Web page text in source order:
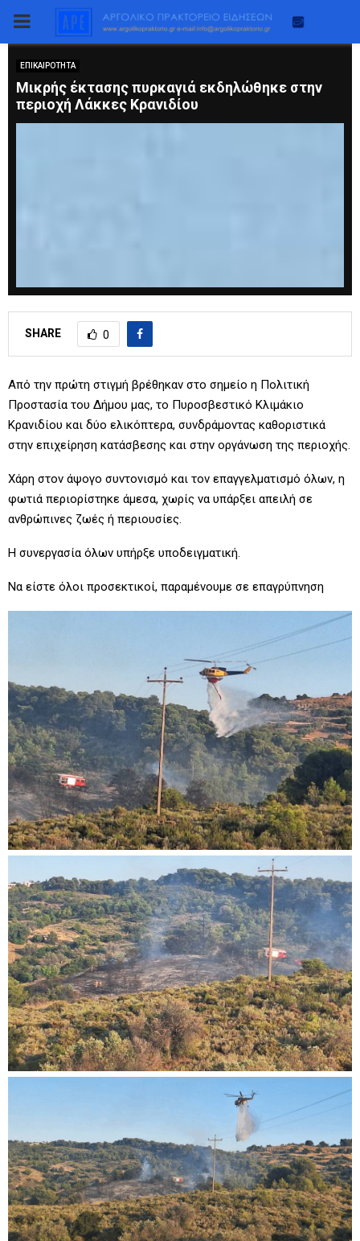
PRIMARY
MENU
ΕΠΙΚΑΙΡΟΤΗΤΑ
Μικρής έκτασης πυρκαγιά εκδηλώθηκε στην
περιοχή Λάκκες Κρανιδίου
SHARE 0
Από την πρώτη στιγμή βρέθηκαν στο σημείο η Πολιτική
Προστασία του Δήμου μας, το Πυροσβεστικό Κλιμάκιο
Κρανιδίου και δύο ελικόπτερα, συνδράμοντας καθοριστικά
στην επιχείρηση κατάσβεσης και στην οργάνωση της περιοχής.
Χάρη στον άψογο συντονισμό και τον επαγγελματισμό όλων, η
φωτιά περιορίστηκε άμεσα, χωρίς να υπάρξει απειλή σε
ανθρώπινες ζωές ή περιουσίες.
Η συνεργασία όλων υπήρξε υποδειγματική.
Να είστε όλοι προσεκτικοί, παραμένουμε σε επαγρύπνηση